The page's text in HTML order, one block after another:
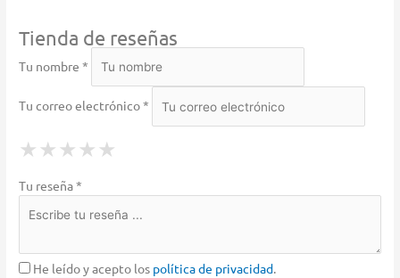
Tienda de reseñas
Tu nombre *
Tu correo electrónico *
★ 1 Star
★ ★ 2 Stars
★ ★ ★ 3 Stars
★ ★ ★ ★ 4 Stars
★ ★ ★ ★ ★
Tu reseña *
He leído y acepto los política de privacidad.